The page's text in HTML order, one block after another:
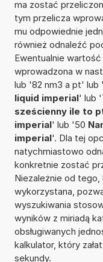
ma zostać
tym przelicza
mu odpowiednie
również odnaleźć
Ewentualnie
wprowadzona w
lub '82 nm3 a pt' lub
liquid imperial' lub
sześcienny ile to
imperial' lub '50
imperial'. Dla tej
natychmiastowo
konkretnie zostać
Niezależnie od
wykorzystana,
wyszukiwania
wyników z miriadą
obsługiwanych
kalkulator, który
sekundy.